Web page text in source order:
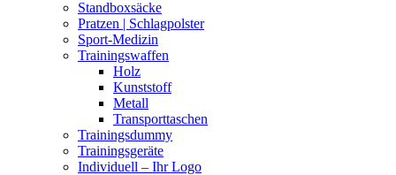
Standboxsäcke
Pratzen | Schlagpolster
Sport-Medizin
Trainingswaffen
Holz
Kunststoff
Metall
Transporttaschen
Trainingsdummy
Trainingsgeräte
Individuell – Ihr Logo